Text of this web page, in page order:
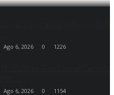
Ago 6, 2026 0 1226
Ago 6, 2026 0 1154